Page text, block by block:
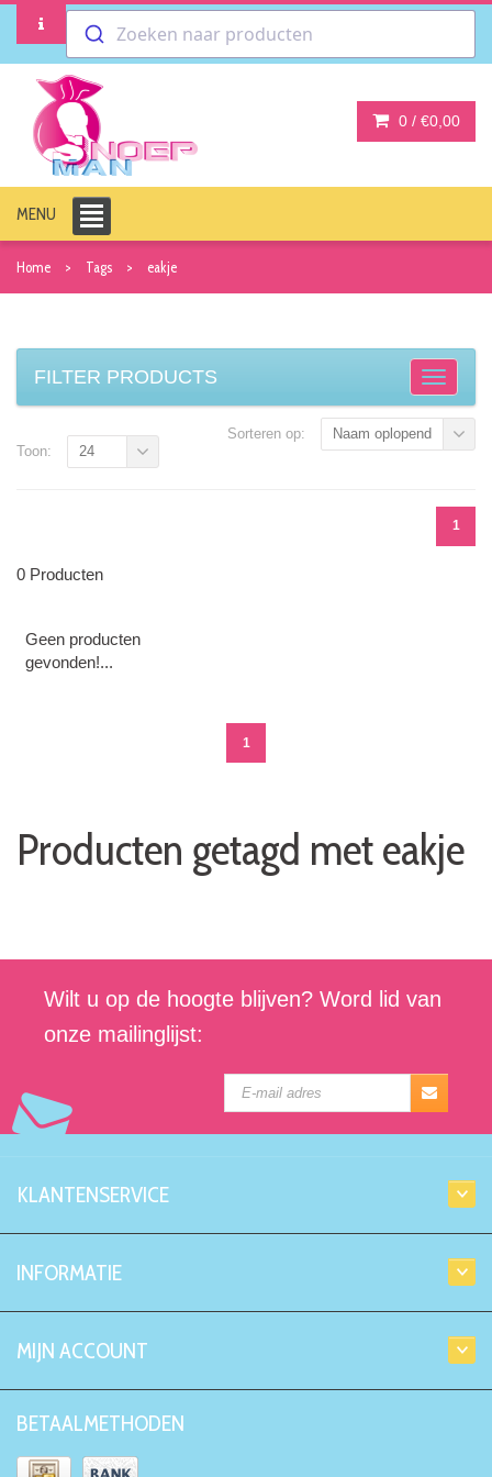
Zoeken naar producten
0 / €0,00
MENU
Home Tags eakje
FILTER PRODUCTS
Sorteren op: Naam oplopend
1
Toon: 24
0 Producten
Geen producten
gevonden!...
1
Producten getagd met eakje
Wilt u op de hoogte blijven? Word lid van
onze mailinglijst:
KLANTENSERVICE
INFORMATIE
MIJN ACCOUNT
BETAALMETHODEN